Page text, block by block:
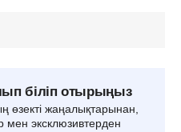
біліп отырыңыз
өзекті жаңалықтарынан,
мен эксклюзивтерден